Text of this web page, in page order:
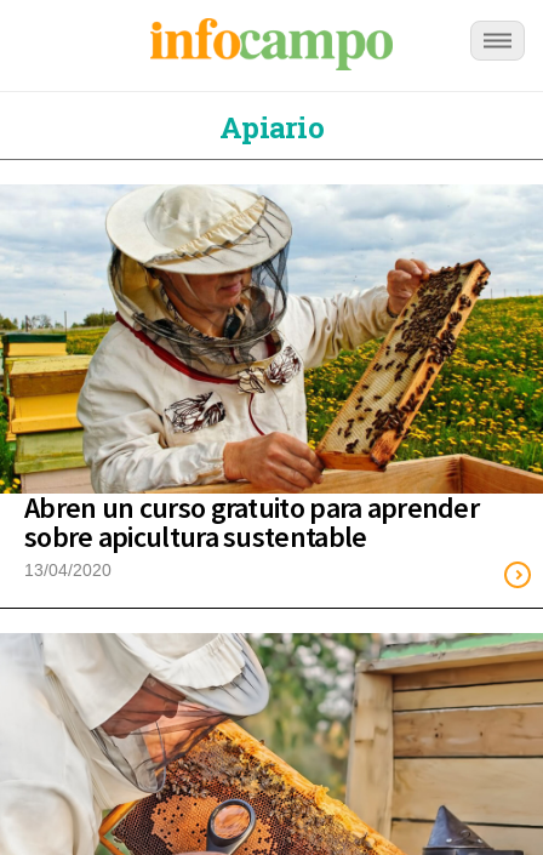
Apiario
Abren un curso gratuito para aprender
sobre apicultura sustentable
13/04/2020